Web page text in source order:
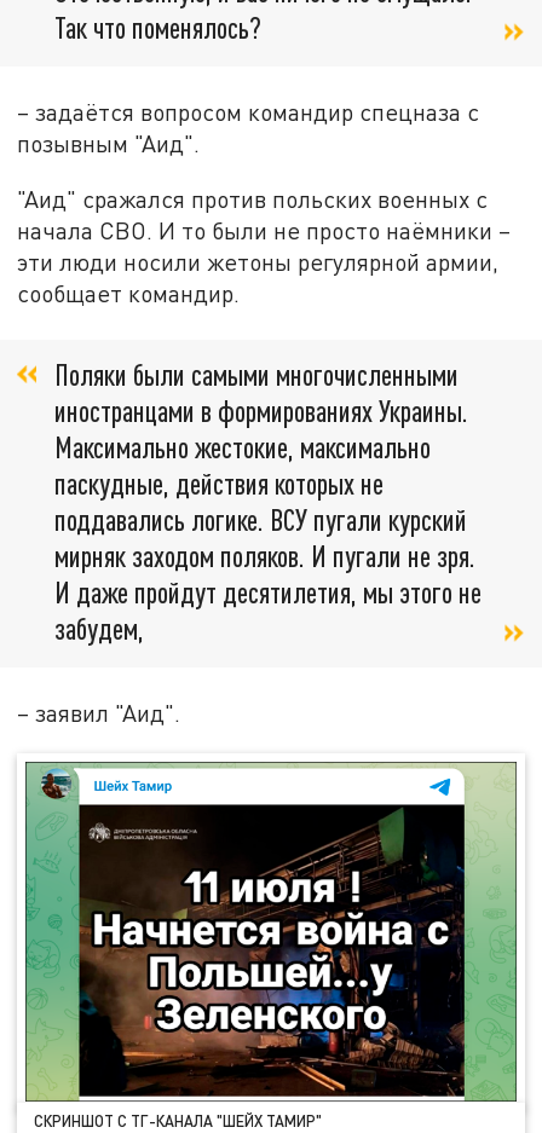
Так что поменялось?
– задаётся вопросом командир спецназа с
позывным "Аид".
"Аид" сражался против польских военных с
начала СВО. И то были не просто наёмники –
эти люди носили жетоны регулярной армии,
сообщает командир.
Поляки были самыми многочисленными
иностранцами в формированиях Украины.
Максимально жестокие, максимально
паскудные, действия которых не
поддавались логике. ВСУ пугали курский
мирняк заходом поляков. И пугали не зря.
И даже пройдут десятилетия, мы этого не
забудем,
– заявил "Аид".
СКРИНШОТ С ТГ-КАНАЛА "ШЕЙХ ТАМИР"